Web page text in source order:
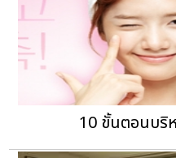
10 ขั้นตอนบริ